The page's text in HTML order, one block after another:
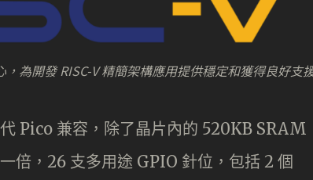
為開發 RISC-V 精簡架構應用提供穩定和獲得良好支
Pico 兼容，除了晶片內的 520KB SRAM
倍，26 支多用途 GPIO 針位，包括 2 個